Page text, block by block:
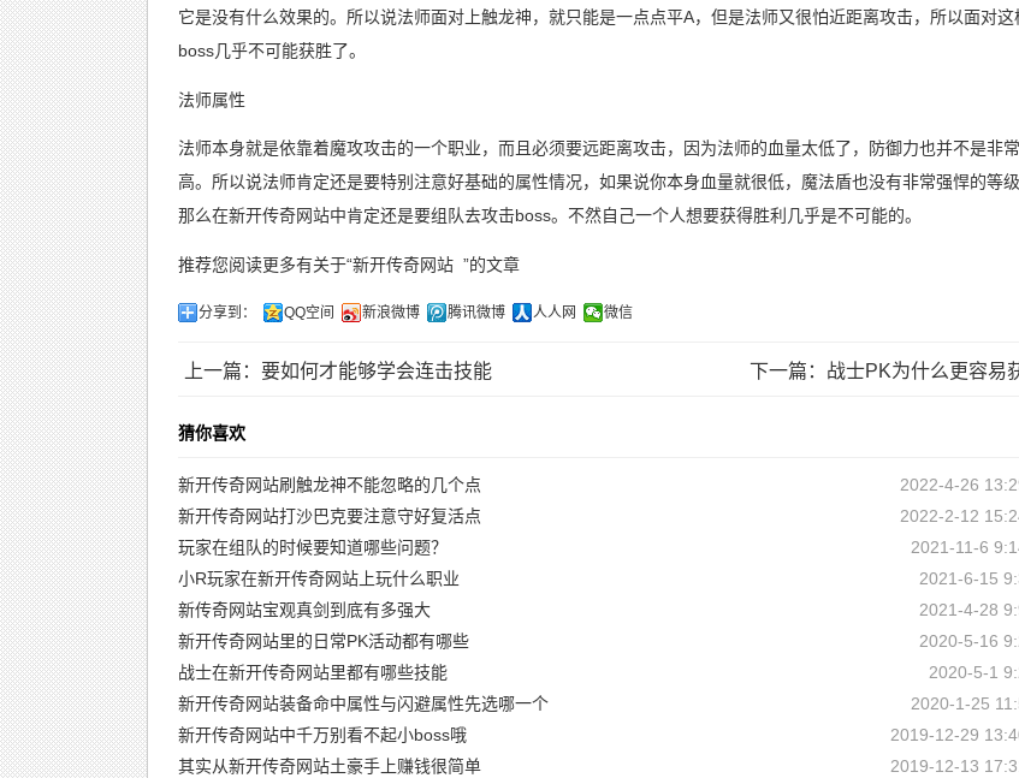
它是没有什么效果的。所以说法师面对上触龙神，就只能是一点点平A，但是法师又很怕近距离攻击，所以面对这
boss几乎不可能获胜了。
法师属性
法师本身就是依靠着魔攻攻击的一个职业，而且必须要远距离攻击，因为法师的血量太低了，防御力也并不是非常
高。所以说法师肯定还是要特别注意好基础的属性情况，如果说你本身血量就很低，魔法盾也没有非常强悍的等级
那么在新开传奇网站中肯定还是要组队去攻击boss。不然自己一个人想要获得胜利几乎是不可能的。
推荐您阅读更多有关于“新开传奇网站 ”的文章
分享到： QQ空间 新浪微博 腾讯微博 人人网 微信
上一篇：要如何才能够学会连击技能 下一篇：战士PK为什么更容易
猜你喜欢
新开传奇网站刷触龙神不能忽略的几个点
2022-4-26
新开传奇网站打沙巴克要注意守好复活点
2022-2-12
玩家在组队的时候要知道哪些问题？
2021-11-6
小R玩家在新开传奇网站上玩什么职业
2021-6-15
新传奇网站宝观真剑到底有多强大
2021-4-28
新开传奇网站里的日常PK活动都有哪些
2020-5-16
战士在新开传奇网站里都有哪些技能
2020-5-1
新开传奇网站装备命中属性与闪避属性先选哪一个
2020-1-25
新开传奇网站中千万别看不起小boss哦
2019-12-29
其实从新开传奇网站土豪手上赚钱很简单
2019-12-13